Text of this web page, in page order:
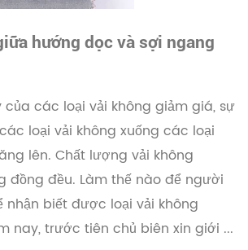
hướng dọc và sợi ngang
các loại vải không giảm giá, sự
loại vải không xuống các loại
lên. Chất lượng vải không
đồng đều. Làm thế nào để người
biết được loại vải không
nay, trước tiên chủ biên xin giới ...